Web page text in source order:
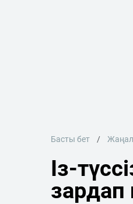
Басты бет
Із-
зардап